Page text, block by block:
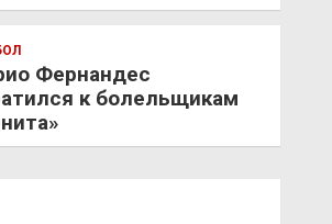
Фернандес
к болельщикам